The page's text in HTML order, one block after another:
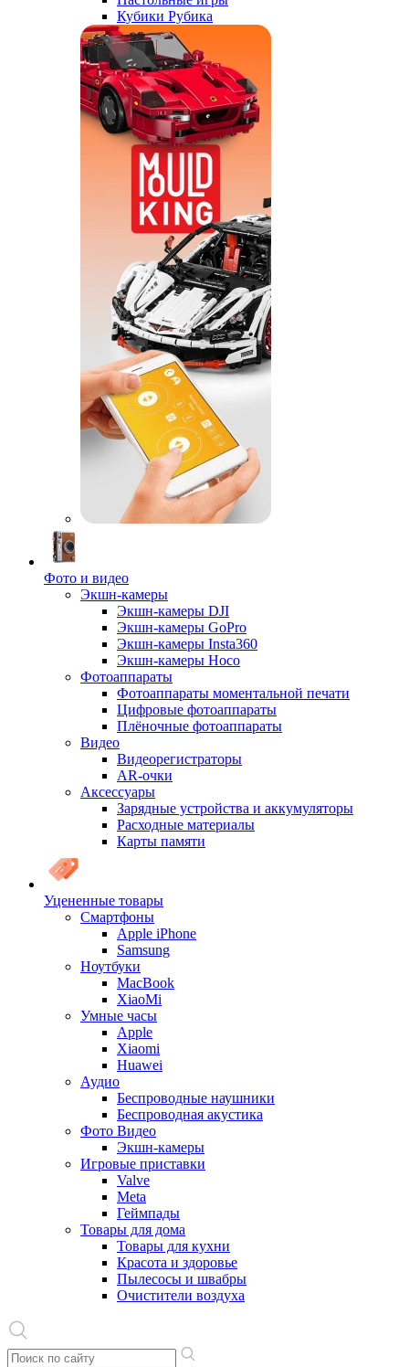
Кубики Рубика
Фото и видео
Экшн-камеры
Экшн-камеры DJI
Экшн-камеры GoPro
Экшн-камеры Insta360
Экшн-камеры Hoco
Фотоаппараты
Фотоаппараты моментальной печати
Цифровые фотоаппараты
Плёночные фотоаппараты
Видео
Видеорегистраторы
AR-очки
Аксессуары
Зарядные устройства и аккумуляторы
Расходные материалы
Карты памяти
Уцененные товары
Cмартфоны
Apple iPhone
Samsung
Ноутбуки
MacBook
XiaoMi
Умные часы
Apple
Xiaomi
Huawei
Аудио
Беспроводные наушники
Беспроводная акустика
Фото Видео
Экшн-камеры
Игровые приставки
Valve
Meta
Геймпады
Товары для дома
Товары для кухни
Красота и здоровье
Пылесосы и швабры
Очистители воздуха